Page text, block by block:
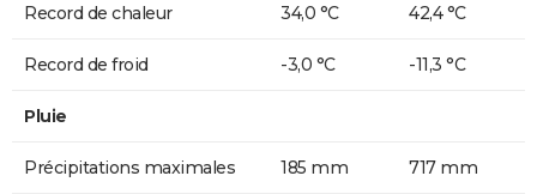
Record de chaleur 34,0 °C 42,4 °C
Record de froid -3,0 °C -11,3 °C
Pluie
Précipitations maximales 185 mm 717 mm